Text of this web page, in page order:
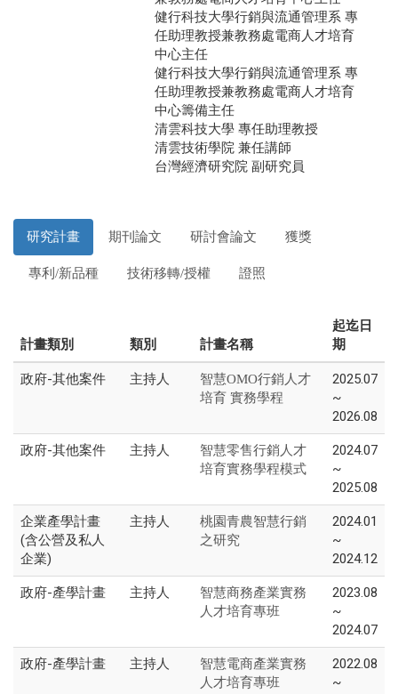
健行科技大學行銷與流通管理系 專
任助理教授兼教務處電商人才培育
中心主任
健行科技大學行銷與流通管理系 專
任助理教授兼教務處電商人才培育
中心籌備主任
清雲科技大學 專任助理教授
清雲技術學院 兼任講師
台灣經濟研究院 副研究員
研究計畫 期刊論文 研討會論文 獲獎
專利/新品種 技術移轉/授權 證照
計畫類別 類別 計畫名稱
起迄日
期
政府-其他案件 主持人
智慧OMO行銷人才
培育 實務學程
2025.07
~
2026.08
政府-其他案件 主持人
智慧零售行銷人才
培育實務學程模式
2024.07
~
2025.08
企業產學計畫
(含公營及私人
企業)
主持人
桃園青農智慧行銷
之研究
2024.01
~
2024.12
政府-產學計畫 主持人
智慧商務產業實務
人才培育專班
2023.08
~
2024.07
政府-產學計畫 主持人
智慧電商產業實務
人才培育專班
2022.08
~